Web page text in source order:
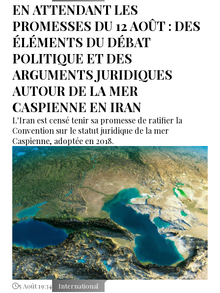
EN ATTENDANT LES
PROMESSES DU 12 AOÛT : DES
ÉLÉMENTS DU DÉBAT
POLITIQUE ET DES
ARGUMENTS JURIDIQUES
AUTOUR DE LA MER
CASPIENNE EN IRAN
L'Iran est censé tenir sa promesse de ratifier la
Convention sur le statut juridique de la mer
Caspienne, adoptée en 2018.
5 Août 19:34 International